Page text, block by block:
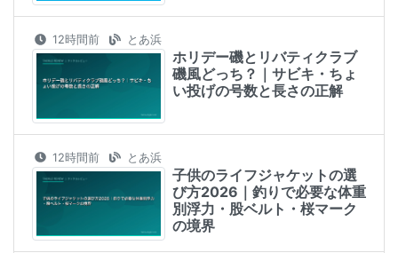
12時間前 とあ浜
ホリデー磯とリバティクラブ
磯風どっち？｜サビキ・ちょ
い投げの号数と長さの正解
12時間前 とあ浜
子供のライフジャケットの選
び方2026｜釣りで必要な体重
別浮力・股ベルト・桜マーク
の境界